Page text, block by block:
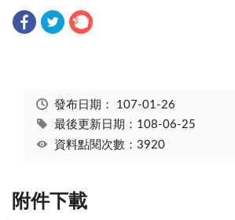
發布日期： 107-01-26
最後更新日期：108-06-25
資料點閱次數：3920
附件下載